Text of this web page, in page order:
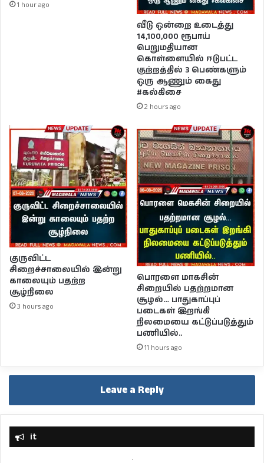
1 hour ago
வீடு ஒன்றை உடைத்து
14,100,000 ரூபாய்
பெறுமதியான
கொள்ளையில் ஈடுபட்ட
குற்றத்தில் 3 பெண்களும்
ஒரு ஆணும் கைது
#கல்கிசை
2 hours ago
குருவிட்ட
சிறைச்சாலையில் இன்று
காலையும் பதற்ற
சூழ்நிலை
3 hours ago
பொரளை மாகசின்
சிறையில் பதற்றமான
சூழல்… பாதுகாப்புப்
படைகள் இறங்கி
நிலமையை கட்டுப்படுத்தும்
பணியில்..
11 hours ago
Leave a Reply
it